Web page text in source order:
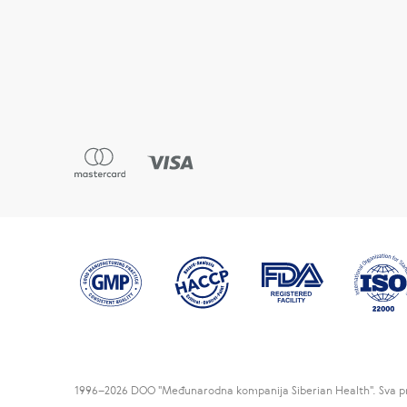
1996–2026 DOO "Međunarodna kompanija Siberian Health". Sva